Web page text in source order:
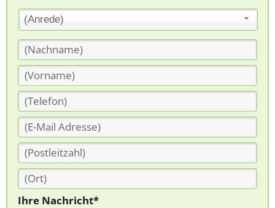
(Anrede)
Ihre Nachricht*